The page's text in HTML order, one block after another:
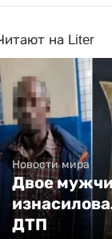
на Liter
Новости мира
Двое
ДТП